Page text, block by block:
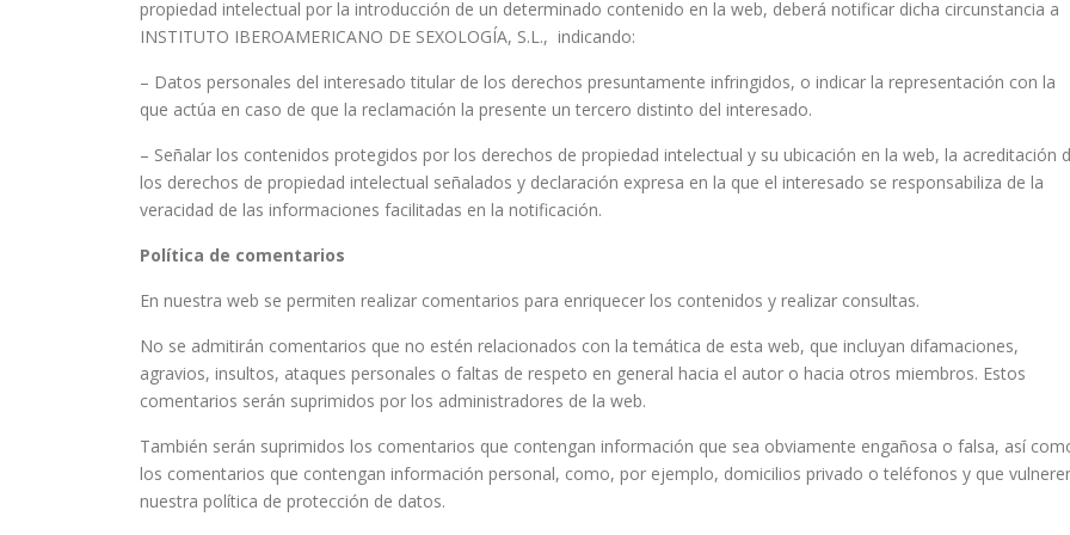
propiedad intelectual por la introducción de un determinado contenido en la web, deberá notificar dicha circunstancia a
INSTITUTO IBEROAMERICANO DE SEXOLOGÍA, S.L., indicando:
– Datos personales del interesado titular de los derechos presuntamente infringidos, o indicar la representación con la
que actúa en caso de que la reclamación la presente un tercero distinto del interesado.
– Señalar los contenidos protegidos por los derechos de propiedad intelectual y su ubicación en la web, la acreditación
los derechos de propiedad intelectual señalados y declaración expresa en la que el interesado se responsabiliza de la
veracidad de las informaciones facilitadas en la notificación.
Política de comentarios
En nuestra web se permiten realizar comentarios para enriquecer los contenidos y realizar consultas.
No se admitirán comentarios que no estén relacionados con la temática de esta web, que incluyan difamaciones,
agravios, insultos, ataques personales o faltas de respeto en general hacia el autor o hacia otros miembros. Estos
comentarios serán suprimidos por los administradores de la web.
También serán suprimidos los comentarios que contengan información que sea obviamente engañosa o falsa, así
los comentarios que contengan información personal, como, por ejemplo, domicilios privado o teléfonos y que
nuestra política de protección de datos.